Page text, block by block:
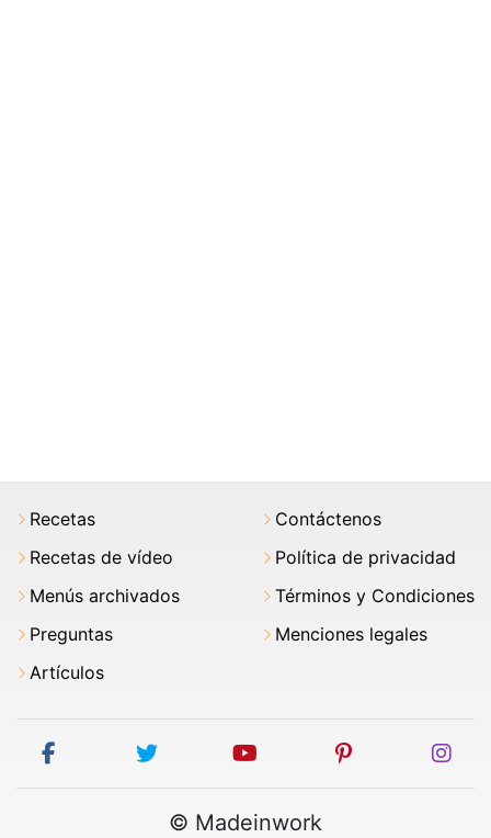
Recetas
Recetas de vídeo
Menús archivados
Preguntas
Artículos
Contáctenos
Política de privacidad
Términos y Condiciones
Menciones legales
facebook twitter youtube pinterest
© Madeinwork